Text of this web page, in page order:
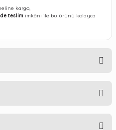
kargo,
teslim imkânı ile bu ürünü kolayca